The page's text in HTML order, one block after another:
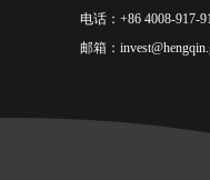
电话： +86 4008-917-
邮箱：